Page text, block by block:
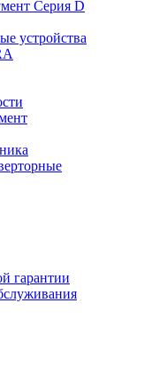
Серия D
устройства
гарантии